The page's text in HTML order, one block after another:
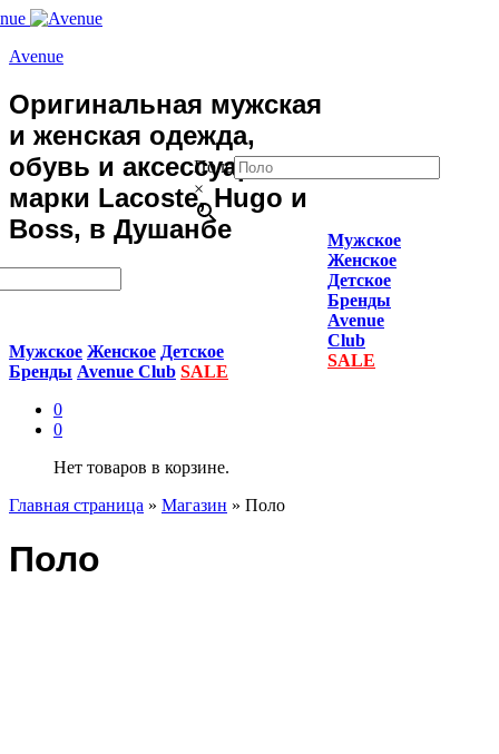
Avenue
Оригинальная мужская
и женская одежда,
обувь и аксессуары
марки Lacoste, Hugo и
Boss, в Душанбе
Мужское Женское Детское
Бренды Avenue Club SALE
0
0
Нет товаров в корзине.
Поло
×
Мужское
Женское
Детское
Бренды
Avenue
Club
SALE
Главная страница » Магазин » Поло
Поло